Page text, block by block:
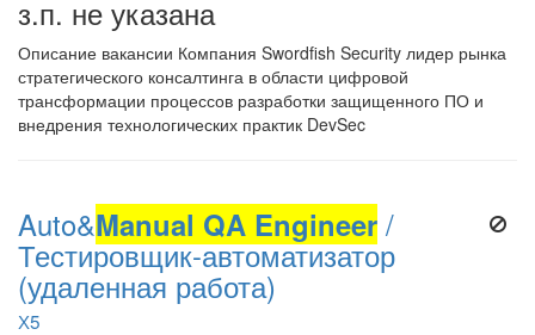
з.п. не указана
Описание вакансии Компания Swordfish Security лидер рынка
стратегического консалтинга в области цифровой
трансформации процессов разработки защищенного ПО и
внедрения технологических практик DevSec
Auto&Manual QA Engineer /
Тестировщик-автоматизатор
(удаленная работа)
Х5